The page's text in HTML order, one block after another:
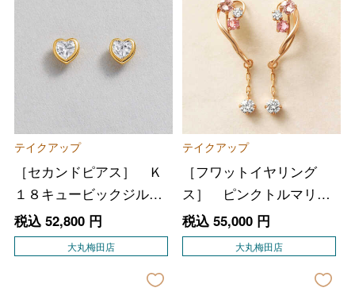
テイクアップ
［セカンドピアス］ Ｋ
１８キュービックジルコ
ニアハートカットピアス
（ＹＧ）
税込 52,800円
大丸梅田店
テイクアップ
［フワットイヤリング
ス］ ピンクトルマリン
スイングイヤリング（Ｐ
Ｇ）
税込 55,000円
大丸梅田店